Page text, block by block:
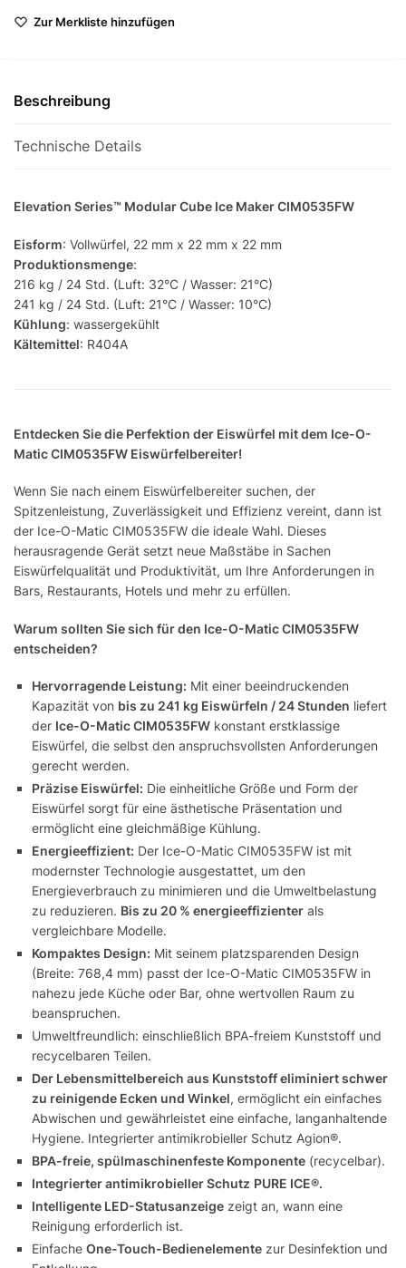
Menge
Zur Merkliste hinzufügen
Beschreibung
Technische Details
Elevation Series™ Modular Cube Ice Maker CIM0535FW
Eisform: Vollwürfel, 22 mm x 22 mm x 22 mm
Produktionsmenge:
216 kg / 24 Std. (Luft: 32°C / Wasser: 21°C)
241 kg / 24 Std. (Luft: 21°C / Wasser: 10°C)
Kühlung: wassergekühlt
Kältemittel: R404A
Entdecken Sie die Perfektion der Eiswürfel mit dem Ice-O-
Matic CIM0535FW Eiswürfelbereiter!
Wenn Sie nach einem Eiswürfelbereiter suchen, der
Spitzenleistung, Zuverlässigkeit und Effizienz vereint, dann ist
der Ice-O-Matic CIM0535FW die ideale Wahl. Dieses
herausragende Gerät setzt neue Maßstäbe in Sachen
Eiswürfelqualität und Produktivität, um Ihre Anforderungen in
Bars, Restaurants, Hotels und mehr zu erfüllen.
Warum sollten Sie sich für den Ice-O-Matic CIM0535FW
entscheiden?
Hervorragende Leistung: Mit einer beeindruckenden
Kapazität von bis zu 241 kg Eiswürfeln / 24 Stunden liefert
der Ice-O-Matic CIM0535FW konstant erstklassige
Eiswürfel, die selbst den anspruchsvollsten Anforderungen
gerecht werden.
Präzise Eiswürfel: Die einheitliche Größe und Form der
Eiswürfel sorgt für eine ästhetische Präsentation und
ermöglicht eine gleichmäßige Kühlung.
Energieeffizient: Der Ice-O-Matic CIM0535FW ist mit
modernster Technologie ausgestattet, um den
Energieverbrauch zu minimieren und die Umweltbelastung
zu reduzieren. Bis zu 20 % energieeffizienter als
vergleichbare Modelle.
Kompaktes Design: Mit seinem platzsparenden Design
(Breite: 768,4 mm) passt der Ice-O-Matic CIM0535FW in
nahezu jede Küche oder Bar, ohne wertvollen Raum zu
beanspruchen.
Umweltfreundlich: einschließlich BPA-freiem Kunststoff und
recycelbaren Teilen.
Der Lebensmittelbereich aus Kunststoff eliminiert schwer
zu reinigende Ecken und Winkel, ermöglicht ein einfaches
Abwischen und gewährleistet eine einfache, langanhaltende
Hygiene. Integrierter antimikrobieller Schutz Agion®.
BPA-freie, spülmaschinenfeste Komponente (recycelbar).
Integrierter antimikrobieller Schutz PURE ICE®.
Intelligente LED-Statusanzeige zeigt an, wann eine
Reinigung erforderlich ist.
Einfache One-Touch-Bedienelemente zur Desinfektion und